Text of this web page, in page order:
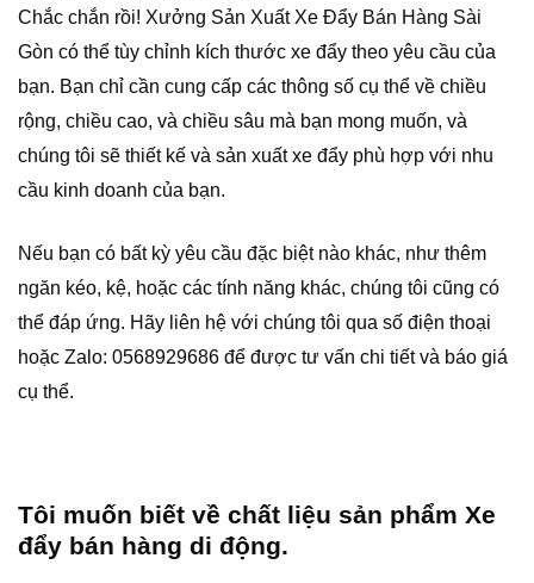
Chắc chắn rồi! Xưởng Sản Xuất Xe Đẩy Bán Hàng Sài
Gòn có thể tùy chỉnh kích thước xe đẩy theo yêu cầu của
bạn. Bạn chỉ cần cung cấp các thông số cụ thể về chiều
rộng, chiều cao, và chiều sâu mà bạn mong muốn, và
chúng tôi sẽ thiết kế và sản xuất xe đẩy phù hợp với nhu
cầu kinh doanh của bạn.
Nếu bạn có bất kỳ yêu cầu đặc biệt nào khác, như thêm
ngăn kéo, kệ, hoặc các tính năng khác, chúng tôi cũng có
thể đáp ứng. Hãy liên hệ với chúng tôi qua số điện thoại
hoặc Zalo: 0568929686 để được tư vấn chi tiết và báo giá
cụ thể.
Tôi muốn biết về chất liệu sản phẩm Xe
đẩy bán hàng di động.